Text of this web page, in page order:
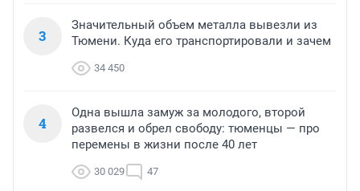
3
Значительный объем металла вывезли из
Тюмени. Куда его транспортировали и зачем
34 450
4
Одна вышла замуж за молодого, второй
развелся и обрел свободу: тюменцы — про
перемены в жизни после 40 лет
30 029 47